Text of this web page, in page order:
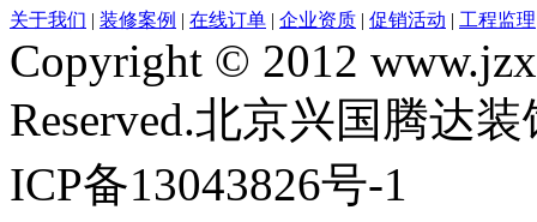
关于我们 | 装修案例 | 在线订单 | 企业资质 | 促销活动 | 工程监理
Copyright © 2012
Reserved.北京兴国腾达
ICP备13043826号-1